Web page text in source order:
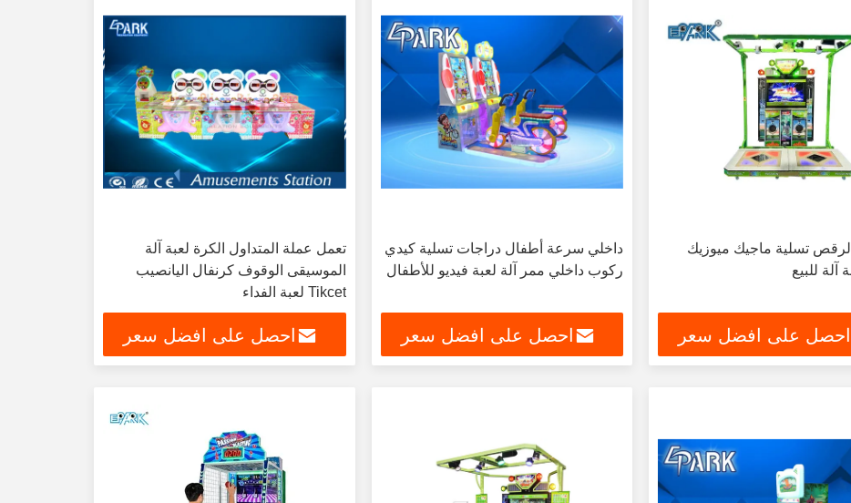
الرقص تسلية ماجيك ميوزيك
آلة للبيع
احصل على افضل سعر
داخلي سرعة أطفال دراجات تسلية كيدي
ركوب داخلي ممر آلة لعبة فيديو للأطفال
احصل على افضل سعر
تعمل عملة المتداول الكرة لعبة آلة
الموسيقى الوقوف كرنفال اليانصيب
Tikcet لعبة الفداء
احصل على افضل سعر